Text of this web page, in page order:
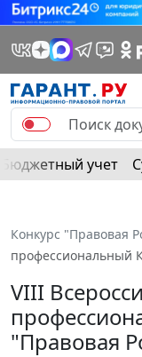
Бюджетный учет
Конкурс "Правовая
профессиональный
VIII
"Правовая